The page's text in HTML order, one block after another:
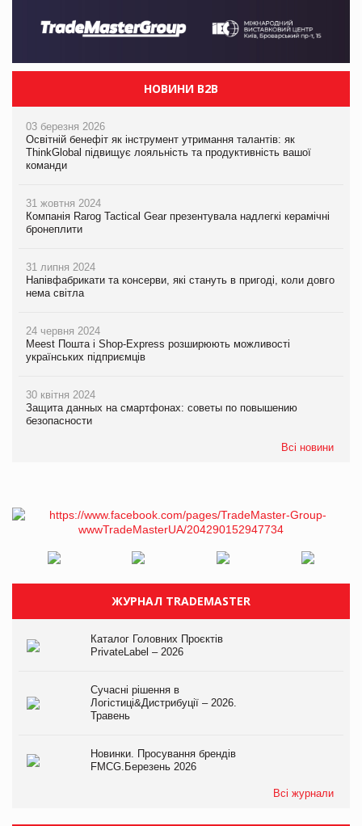
НОВИНИ B2B
03 березня 2026
Освітній бенефіт як інструмент утримання талантів: як
ThinkGlobal підвищує лояльність та продуктивність вашої
команди
31 жовтня 2024
Компанія Rarog Tactical Gear презентувала надлегкі керамічні
бронеплити
31 липня 2024
Напівфабрикати та консерви, які стануть в пригоді, коли довго
нема світла
24 червня 2024
Meest Пошта і Shop-Express розширюють можливості
українських підприємців
30 квітня 2024
Защита данных на смартфонах: советы по повышению
безопасности
Всі новини
ЖУРНАЛ TRADEMASTER
Каталог Головних Проєктів
PrivateLabel – 2026
Сучасні рішення в
Логістиці&Дистрибуції – 2026.
Травень
Новинки. Просування брендів
FMCG.Березень 2026
Всі журнали